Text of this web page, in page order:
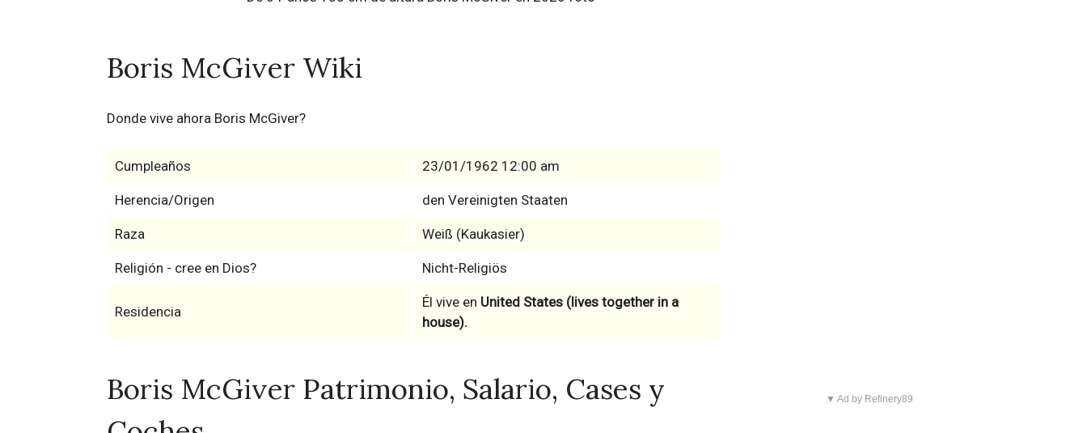
Boris McGiver Wiki
Donde vive ahora Boris McGiver?
Cumpleaños 23/01/1962 12:00 am
Herencia/Origen den Vereinigten Staaten
Raza Weiß (Kaukasier)
Religión - cree en Dios? Nicht-Religiös
Residencia
Él vive en United States (lives together in a
house).
Boris McGiver Patrimonio, Salario, Cases y
▼ Ad by Refinery89